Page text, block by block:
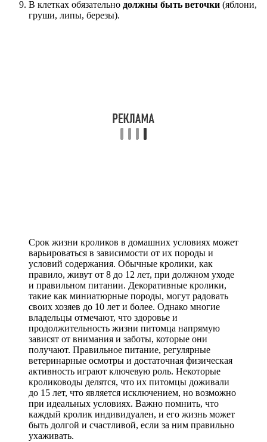
В клетках обязательно должны быть веточки (яблони,
груши, липы, березы).
Срок жизни кроликов в домашних условиях может
варьироваться в зависимости от их породы и
условий содержания. Обычные кролики, как
правило, живут от 8 до 12 лет, при должном уходе
и правильном питании. Декоративные кролики,
такие как миниатюрные породы, могут радовать
своих хозяев до 10 лет и более. Однако многие
владельцы отмечают, что здоровье и
продолжительность жизни питомца напрямую
зависят от внимания и заботы, которые они
получают. Правильное питание, регулярные
ветеринарные осмотры и достаточная физическая
активность играют ключевую роль. Некоторые
кролиководы делятся, что их питомцы доживали
до 15 лет, что является исключением, но возможно
при идеальных условиях. Важно помнить, что
каждый кролик индивидуален, и его жизнь может
быть долгой и счастливой, если за ним правильно
ухаживать.